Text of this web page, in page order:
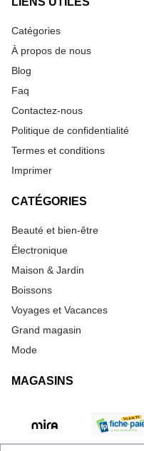
Catégories
À propos de nous
Blog
Faq
Contactez-nous
Politique de confidentialité
Termes et conditions
Imprimer
CATÉGORIES
Beauté et bien-être
Électronique
Maison & Jardin
Boissons
Voyages et Vacances
Grand magasin
Mode
MAGASINS